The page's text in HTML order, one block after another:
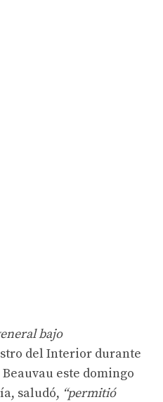
bajo
del Interior durante
este domingo
saludó, “permitió